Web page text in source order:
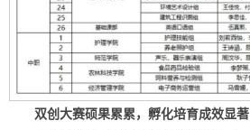
双创大赛硕果累累，孵化培育成效显著